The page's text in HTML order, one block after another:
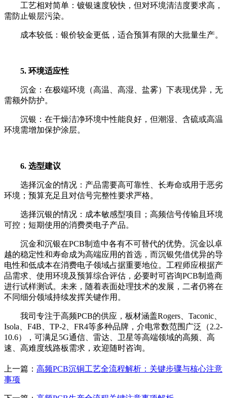
工艺相对简单：镀银速度较快，但对环境清洁度要求高，
需防止银层污染。
成本较低：银价较金更低，适合预算有限的大批量生产。
5. 环境适应性
沉金：在极端环境（高温、高湿、盐雾）下表现优异，无
需额外防护。
沉银：在干燥洁净环境中性能良好，但潮湿、含硫或高温
环境需增加保护涂层。
6. 选型建议
选择沉金的情况：产品需要高可靠性、长寿命或用于恶劣
环境；预算充足且对信号完整性要求严格。
选择沉银的情况：成本敏感型项目；高频信号传输且环境
可控；短期使用的消费类电子产品。
沉金和沉银在PCB制造中各有不可替代的优势。沉金以卓
越的稳定性和寿命成为高端应用的首选，而沉银凭借优异的导
电性和低成本在消费电子领域占据重要地位。工程师应根据产
品需求、使用环境及预算综合评估，必要时可咨询PCB制造商
进行试样测试。未来，随着表面处理技术的发展，二者仍将在
不同细分领域持续发挥关键作用。
我司专注于高频PCB的供应，板材涵盖Rogers、Taconic、
Isola、F4B、TP-2、FR4等多种品牌，介电常数范围广泛（2.2-
10.6），可满足5G通信、雷达、卫星等高端领域的高频、高
速、高难度线路板需求，欢迎随时咨询。
上一篇： 高频PCB沉铜工艺全流程解析：关键步骤与核心注意
事项